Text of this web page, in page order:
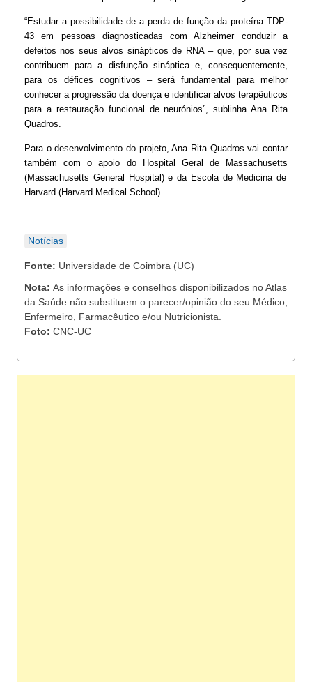
“Estudar a possibilidade de a perda de função da proteína TDP-
43 em pessoas diagnosticadas com Alzheimer
conduzir a
defeitos nos seus alvos sinápticos de RNA – que, por sua vez
contribuem para a disfunção sináptica e, consequentemente,
para os
défices cognitivos – será fundamental para melhor
conhecer a progressão da doença e identificar alvos terapêuticos
para a restauração funcional de neurónios”, sublinha Ana Rita
Quadros.
Para o desenvolvimento do projeto, Ana Rita Quadros vai contar
também com o apoio do
Hospital Geral de Massachusetts
(Massachusetts General Hospital) e da Escola de Medicina de
Harvard (Harvard Medical School ).
Notícias
Fonte: Universidade de Coimbra (UC)
Nota: As informações e conselhos disponibilizados no Atlas
da Saúde não substituem o parecer/opinião do seu Médico,
Enfermeiro, Farmacêutico e/ou Nutricionista.
Foto: CNC-UC